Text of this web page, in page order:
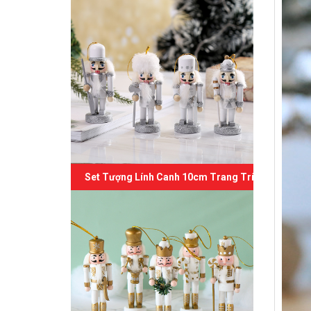
Set Tượng Lính Canh 10cm Trang Trí Giáng Sinh